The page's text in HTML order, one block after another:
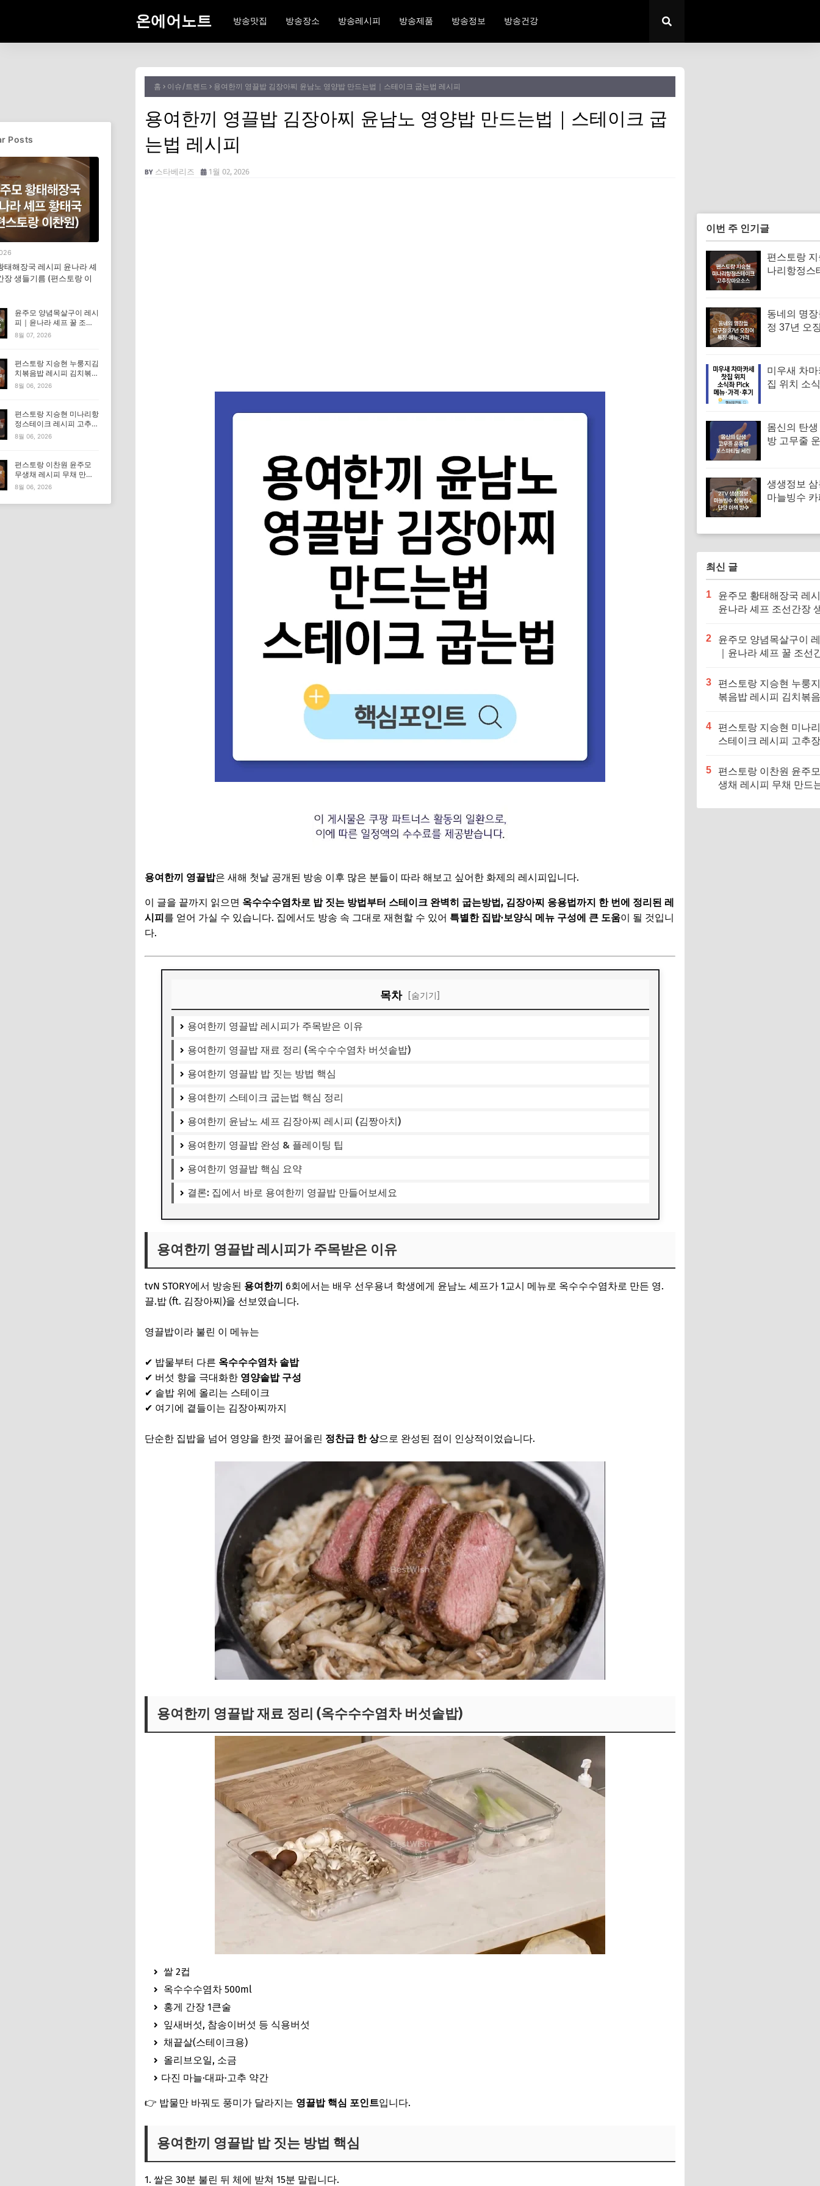
온에어노트 방송맛집 방송장소 방송레시피 방송제품 방송정보 방송건강
홈 이슈/트렌드 용여한끼 영끌밥 김장아찌 윤남노 영양밥 만드는법｜스테이크 굽는법 레시피
용여한끼 영끌밥 김장아찌 윤남노 영양밥 만드는법｜스테이크 굽
는법 레시피
스타베리즈 1월 02, 2026
용여한끼 영끌밥은 새해 첫날 공개된 방송 이후 많은 분들이 따라 해보고 싶어한 화제의 레시피입니다.
이 글을 끝까지 읽으면 옥수수수염차로 밥 짓는 방법부터 스테이크 완벽히 굽는방법, 김장아찌 응용법까지 한 번에 정리된 레
시피를 얻어 가실 수 있습니다. 집에서도 방송 속 그대로 재현할 수 있어 특별한 집밥·보양식 메뉴 구성에 큰 도움이 될 것입니
다.
목차 [숨기기]
용여한끼 영끌밥 레시피가 주목받은 이유
용여한끼 영끌밥 재료 정리 (옥수수수염차 버섯솥밥)
용여한끼 영끌밥 밥 짓는 방법 핵심
용여한끼 스테이크 굽는법 핵심 정리
용여한끼 윤남노 셰프 김장아찌 레시피 (김짱아치)
용여한끼 영끌밥 완성 & 플레이팅 팁
용여한끼 영끌밥 핵심 요약
결론: 집에서 바로 용여한끼 영끌밥 만들어보세요
용여한끼 영끌밥 레시피가 주목받은 이유
tvN STORY에서 방송된 용여한끼 6회에서는 배우 선우용녀 학생에게 윤남노 셰프가 1교시 메뉴로 옥수수수염차로 만든 영.
끌.밥 (ft. 김장아찌)을 선보였습니다.
영끌밥이라 불린 이 메뉴는
✔ 밥물부터 다른 옥수수수염차 솥밥
✔ 버섯 향을 극대화한 영양솥밥 구성
✔ 솥밥 위에 올리는 스테이크
✔ 여기에 곁들이는 김장아찌까지
단순한 집밥을 넘어 영양을 한껏 끌어올린 정찬급 한 상으로 완성된 점이 인상적이었습니다.
용여한끼 영끌밥 재료 정리 (옥수수수염차 버섯솥밥)
쌀 2컵
옥수수수염차 500ml
홍게 간장 1큰술
잎새버섯, 참송이버섯 등 식용버섯
채끝살(스테이크용)
올리브오일, 소금
다진 마늘·대파·고추 약간
👉 밥물만 바꿔도 풍미가 달라지는 영끌밥 핵심 포인트입니다.
용여한끼 영끌밥 밥 짓는 방법 핵심
1. 쌀은 30분 불린 뒤 체에 받쳐 15분 말립니다.
이번 주 인기글
편스토랑
나리항정스
동네의 명
정 37년 오
음 특징·메
미우새 차
집 위치 소
뉴·가격·후
몸신의 탄
방 고무줄
생생정보
마늘빙수
독하다 독해
최신 글
1
윤주모 황태해장국 레
윤나라 셰프 조선간장
2
윤주모 양념목살구이
｜윤나라 셰프 꿀 조선
3
편스토랑 지승현 누룽
볶음밥 레시피 김치볶
4
편스토랑 지승현 미나
스테이크 레시피 고추
5
편스토랑 이찬원 윤주
생채 레시피 무채 만드
Posts
태해장국 레시피 윤나라 셰
장 생들기름 (편스토랑 이
윤주모 양념목살구이 레시
피｜윤나라 셰프 꿀 조선
간장 정보 (편스토랑 이찬
8월 07, 2026
편스토랑 지승현 누룽지김
치볶음밥 레시피 김치볶음
밥 만드는법
8월 06, 2026
편스토랑 지승현 미나리항
정스테이크 레시피 고추장
마요소스 만드는법
8월 06, 2026
편스토랑 이찬원 윤주모
무생채 레시피 무채 만드
는법
8월 06, 2026